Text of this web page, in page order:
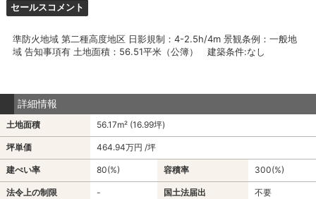
セールスコメント
準防火地域 第二種高度地区 日影規制：4-2.5h/4m 景観条例：一般地
域 告知事項有 土地面積：56.51平米（公簿） 建築条件:なし
詳細情報
土地面積 56.17m² (16.99坪)
坪単価 464.94万円 /坪
建ぺい率 80(%) 容積率 300(%)
法令上の制限 - 国土法届出 不要